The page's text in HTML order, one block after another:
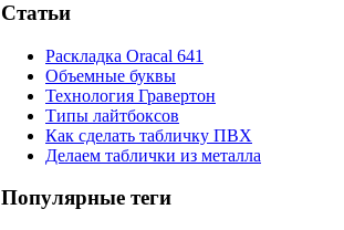
Статьи
Раскладка Oracal 641
Объемные буквы
Технология Гравертон
Типы лайтбоксов
Как сделать табличку ПВХ
Делаем таблички из металла
Популярные теги